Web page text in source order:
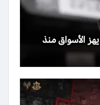
الأسواق منذ